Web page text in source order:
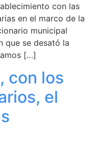
con las
en el marco de la
municipal
que se desató la
[…]
con los
el